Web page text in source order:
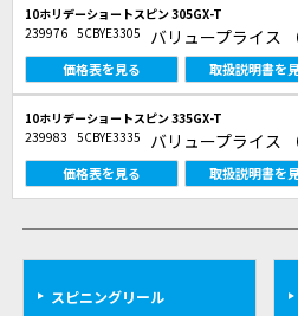
10ホリデーショートスピン 305GX-T
239976 5CBYE3305 バリュープライス
価格表を見る 取扱説明書を
10ホリデーショートスピン 335GX-T
239983 5CBYE3335 バリュープライス
価格表を見る 取扱説明書を
スピニングリール